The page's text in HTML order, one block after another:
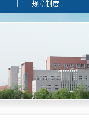
规章制度